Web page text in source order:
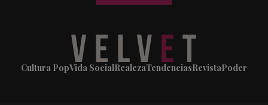
Cultura PopVida SocialRealezaTendenciasRevistaPoder